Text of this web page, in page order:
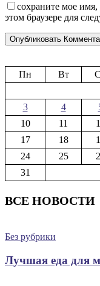
сохраните мое
этом браузере для
Пн
Вт
3
4
10
11
17
18
24
25
31
ВСЕ НОВОСТИ
Без рубрики
Лучшая еда для